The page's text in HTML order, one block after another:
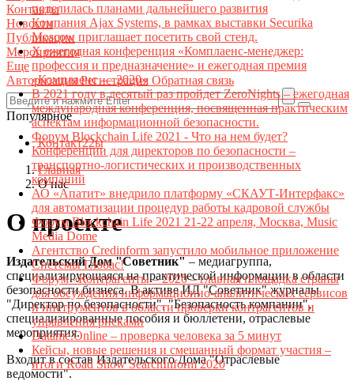
Контакты
Новости
Публикации
Мероприятия
Еще
АвторизацияРегистрация Обратная связь
Популярное
поделилась планами дальнейшего развития
Компания Ajax Systems, в рамках выставки Securika
Moscow приглашает посетить свой стенд.
X ежегодная конференция «Комплаенс-менеджер:
профессия и предназначение» и ежегодная премия
«Комплаенс — 2020»
В 2021 году в десятый раз пройдет ZeroNights – ежегодная
международная конференция, посвященная практическим
аспектам информационной безопасности.
Форум Blockchain Life 2021 - Что на нем будет?
Конференции для директоров по безопасности –
транспортно-логистических и производственных
компаний
АО «Апатит» внедрило платформу «СКАУТ-Интерфакс»
для автоматизации процедур работы кадровой службы
Форум Blockchain Life 2021 21-22 апреля, Москва, Music
Media Dome
Агентство Credinform запустило мобильное приложение
Системы Глобас!
Форум «Контрагенты – 2020 – главная площадка страны
для обсуждения информационно-аналитических сервисов
и инструментов в области проверки контрагентов и
управления рисками
Datame.Online – проверка человека за 5 минут
Кейсы, новые решения и смешанный формат участия –
итоги Road Show SearchInform 2020
Контакт22ы
Главная
О нас
О проекте
Издательский Дом "Советник" – медиагруппа,
специализирующаяся на практической информации в области
безопасности бизнеса. В активе ИД "Советник" журналы
"Директор по безопасности", "Безопасность компании",
специализированные пособия и бюллетени, отраслевые
мероприятия.
Входит в состав Издательского Дома "Отраслевые
ведомости".